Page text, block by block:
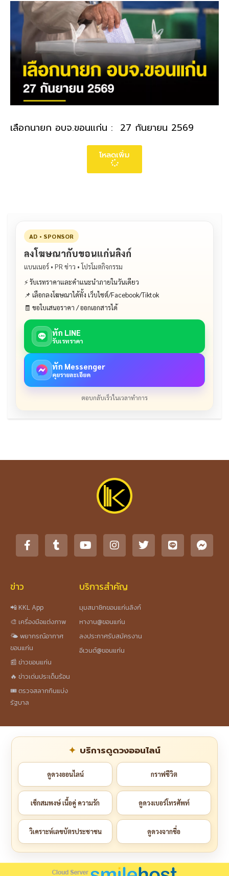
เลือกนายก อบจ.ขอนแก่น : 27 กันยายน 2569
โหลดเพิ่ม
AD • SPONSOR
ลงโฆษณากับขอนแก่นลิงก์
แบนเนอร์ • PR ข่าว • โปรโมตกิจกรรม
⚡ รับเรทราคาและคำแนะนำภายในวันเดียว
📌 เลือกลงโฆษณาได้ทั้ง เว็บไซต์/Facebook/Tiktok
🧾 ขอใบเสนอราคา / ออกเอกสารได้
ทัก LINE
รับเรทราคา
ทัก Messenger
คุยรายละเอียด
ตอบกลับเร็วในเวลาทำการ
ข่าว
📲 KKL App
🎨 เครื่องมือแต่งภาพ
🌤️ พยากรณ์อากาศ
ขอนแก่น
📰 ข่าวขอนแก่น
🔥 ข่าวเด่นประเด็นร้อน
🎟️ ตรวจสลากกินแบ่ง
รัฐบาล
บริการสำคัญ
มุมสมาชิกขอนแก่นลิงก์
หางาน@ขอนแก่น
ลงประกาศรับสมัครงาน
อีเวนต์@ขอนแก่น
บริการดูดวงออนไลน์
ดูดวงออนไลน์ กราฟชีวิต
เช็กสมพงษ์ เนื้อคู่ ความรัก ดูดวงเบอร์โทรศัพท์
วิเคราะห์เลขบัตรประชาชน ดูดวงจากชื่อ